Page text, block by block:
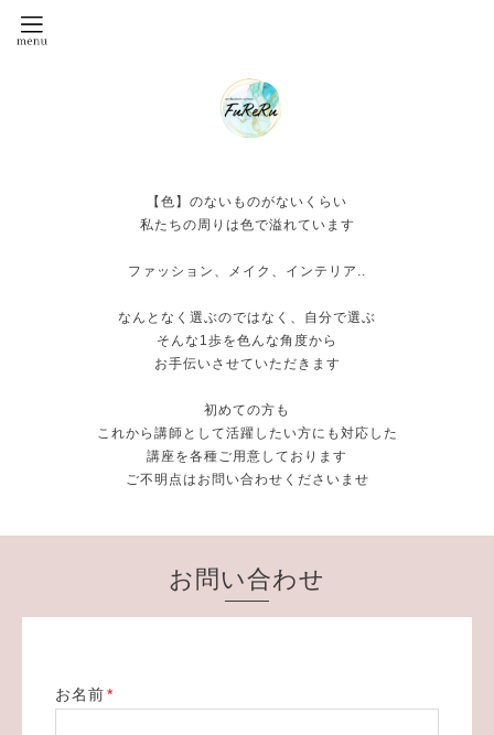
【色】のないものがないくらい
私たちの周りは色で溢れています
ファッション、メイク、インテリア..
なんとなく選ぶのではなく、自分で選ぶ
そんな1歩を色んな角度から
お手伝いさせていただきます
初めての方も
これから講師として活躍したい方にも対応した
講座を各種ご用意しております
ご不明点はお問い合わせくださいませ
お問い合わせ
お名前*